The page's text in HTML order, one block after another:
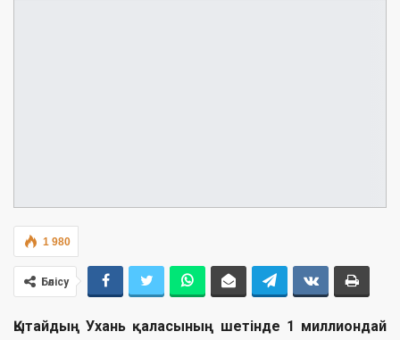
1 980
Бөлісу
Қытайдың Ухань қаласының шетінде 1 миллиондай